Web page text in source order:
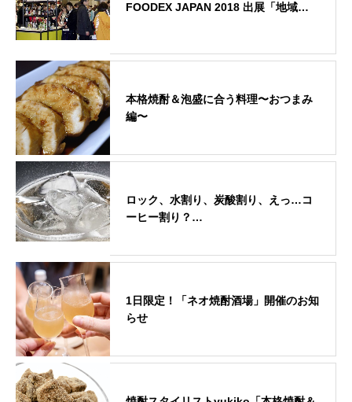
FOODEX JAPAN 2018 出展「地域…
本格焼酎＆泡盛に合う料理〜おつまみ
編〜
ロック、水割り、炭酸割り、えっ…コ
ーヒー割り？…
1日限定！「ネオ焼酎酒場」開催のお知
らせ